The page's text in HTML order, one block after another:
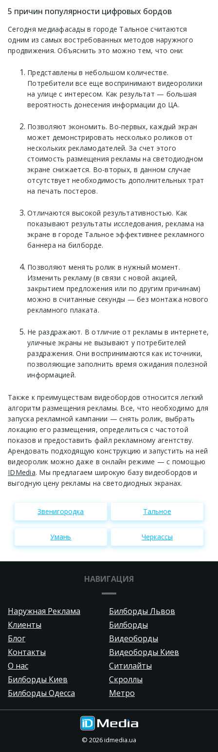
5 причин популярности цифровых бордов
Сегодня медиафасады в городе Тальное считаются
одним из самых востребованных методов наружного
продвижения. Объяснить это можно тем, что они:
Представлены в небольшом количестве.
Потребители все еще воспринимают видеоролики
на улице с интересом. Как результат — большая
вероятность донесения информации до ЦА.
Позволяют экономить. Во-первых, каждый экран
может демонстрировать несколько роликов от
нескольких рекламодателей. За счет этого
стоимость размещения рекламы на светодиодном
экране снижается. Во-вторых, в данном случае
отсутствует необходимость дополнительных трат
на печать постеров.
Отличаются высокой результативностью. Как
показывают результаты исследования, реклама на
экране в городе Тальное эффективнее рекламного
баннера на билборде.
Позволяют менять ролик в нужный момент.
Изменить рекламу (в связи с новой акцией,
закрытием предложения или по другим причинам)
можно в считанные секунды — без монтажа нового
рекламного плаката.
Не раздражают. В отличие от рекламы в интернете,
уличные экраны не вызывают у потребителей
раздражения. Они воспринимаются как источники,
позволяющие заполнить время ожидания полезной
информацией.
Также к преимуществам видеобордов относится легкий
алгоритм размещения рекламы. Все, что необходимо для
запуска рекламной кампании — снять ролик, выбрать
локацию его размещения, определиться с частотой
показов и предоставить файл рекламному агентству.
Арендовать подходящую конструкцию и запустить на ней
видеоролик можно даже в онлайн режиме — с помощью
IDMedia. Мы предлагаем широкую базу видеобордов и
выгодную цену рекламы на светодиодных экранах.
Звенигородка Тальное
Умань Черкассы
НАВИГАЦИЯ
Наружная Реклама
Билборды Львов
Клиенты
Билборды
Блог
Видеоборды
Контакты
Видеоборды Киев
О нас
Ситилайты
Билборды Киев
Скроллы
Билборды Одесса
Метро
© 2026idmedia.ua